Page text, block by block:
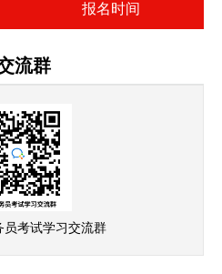
报名时间
流群
员考试学习交流群